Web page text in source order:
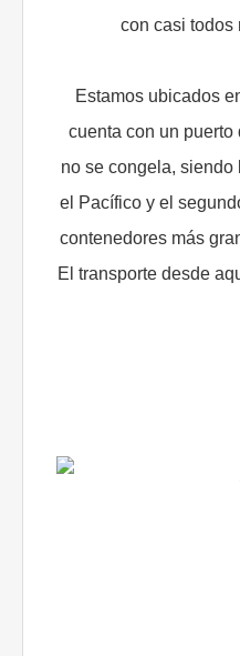
con casi todos
Estamos ubicados
cuenta con un
no se congela,
el Pacífico y el
contenedores más
El transporte desde